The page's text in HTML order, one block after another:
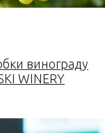
винограду
WINERY